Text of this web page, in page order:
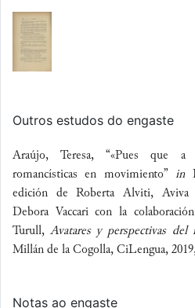
Outros estudos do engaste
Araújo, Teresa, “«Pues que a
romancísticas en movimiento” in
edición de Roberta Alviti, Aviva
Debora Vaccari con la
Turull, Avatares y perspectivas del
Millán de la Cogolla, CiLengua,
Notas ao engaste